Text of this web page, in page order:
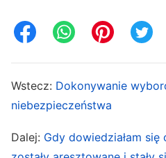
stanowisk. Jeżeli jesteś
miały wpływu na twoją
może obecnie twoja
twoje pojmowanie
Wstecz: Dokonywanie
niebezpieczeństwa
Dalej: Gdy dowiedziałam